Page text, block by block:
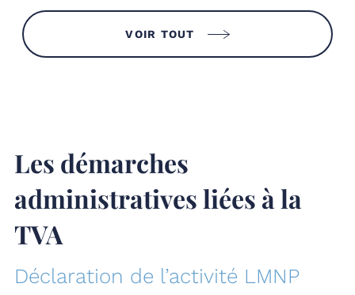
VOIR TOUT
Les démarches
administratives liées à la
TVA
Déclaration de l’activité LMNP